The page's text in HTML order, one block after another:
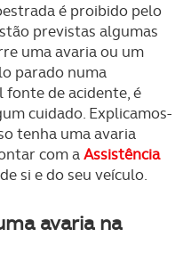
é proibido pelo
previstas algumas
uma avaria ou um
parado numa
de acidente, é
cuidado. Explicamos-
tenha uma avaria
com aAssistência
si e do seu veículo.
avaria na